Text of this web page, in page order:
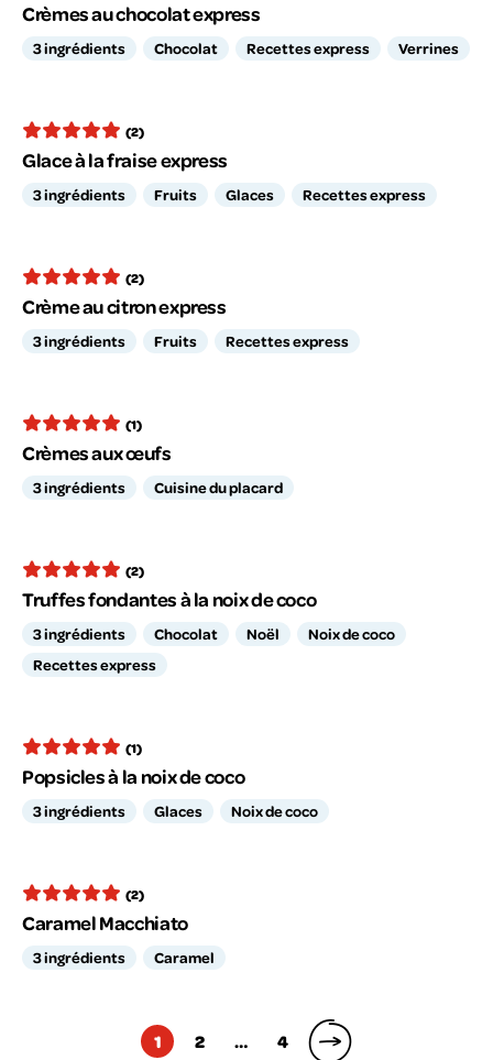
Crèmes au chocolat express
3 ingrédients Chocolat Recettes express Verrines
(2)
Glace à la fraise express
3 ingrédients Fruits Glaces Recettes express
(2)
Crème au citron express
3 ingrédients Fruits Recettes express
(1)
Crèmes aux œufs
3 ingrédients Cuisine du placard
(2)
Truffes fondantes à la noix de coco
3 ingrédients Chocolat Noël
Noix de coco
Recettes express
(1)
Popsicles à la noix de coco
3 ingrédients Glaces Noix de coco
(2)
Caramel Macchiato
3 ingrédients Caramel
Pagination
1 2 … 4